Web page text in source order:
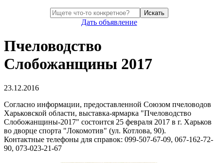
Искать
Дать объявление
Пчеловодство
Слобожанщины 2017
23.12.2016
Согласно информации, предоставленной Союзом пчеловодов
Харьковской области, выставка-ярмарка "Пчеловодство
Слобожанщины-2017" состоится 25 февраля 2017 в г. Харьков
во дворце спорта "Локомотив" (ул. Котлова, 90).
Контактные телефоны для справок: 099-507-67-09, 067-162-72-
90, 073-023-21-67